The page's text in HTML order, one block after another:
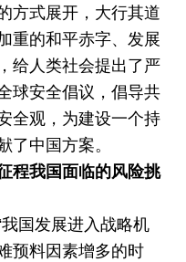
方式展开，大行其道
重的和平赤字、发展
给人类社会提出了严
球安全倡议，倡导共
全观，为建设一个持
了中国方案。
程我国面临的风险挑
国发展进入战略机
预料因素增多的时